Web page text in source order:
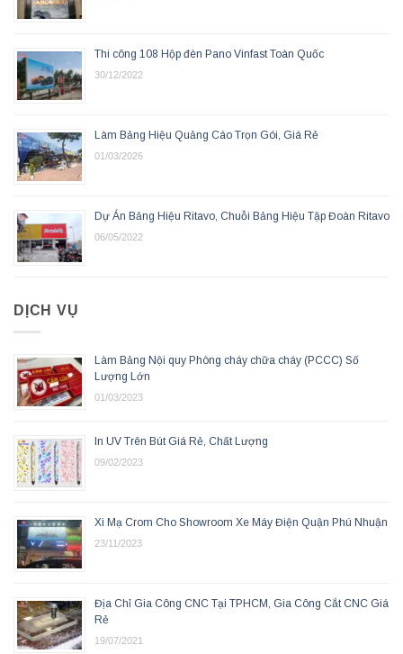
Thi công 108 Hộp đèn Pano Vinfast Toàn Quốc
30/12/2022
Làm Bảng Hiệu Quảng Cáo Trọn Gói, Giá Rẻ
01/03/2026
Dự Án Bảng Hiệu Ritavo, Chuỗi Bảng Hiệu Tập Đoàn Ritavo
06/05/2022
DỊCH VỤ
Làm Bảng Nội quy Phòng cháy chữa cháy (PCCC) Số
Lượng Lớn
01/03/2023
In UV Trên Bút Giá Rẻ, Chất Lượng
09/02/2023
Xi Mạ Crom Cho Showroom Xe Máy Điện Quận Phú Nhuận
23/11/2023
Địa Chỉ Gia Công CNC Tại TPHCM, Gia Công Cắt CNC Giá
Rẻ
19/07/2021